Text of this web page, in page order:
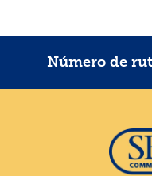
Número de